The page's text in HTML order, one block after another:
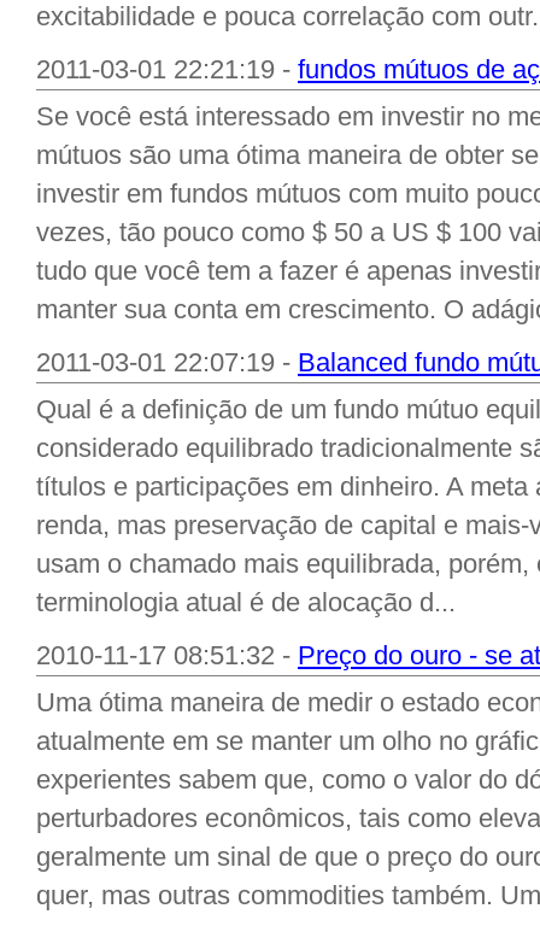
excitabilidade e pouca correlação com
2011-03-01 22:21:19 - fundos mútuos de
Se você está interessado em investir no
mútuos são uma ótima maneira de obter
investir em fundos mútuos com muito
vezes, tão pouco como $ 50 a US $ 100
tudo que você tem a fazer é apenas
manter sua conta em crescimento. O
2011-03-01 22:07:19 - Balanced fundo
Qual é a definição de um fundo mútuo
considerado equilibrado tradicionalmente
títulos e participações em dinheiro. A
renda, mas preservação de capital e
usam o chamado mais equilibrada,
terminologia atual é de alocação d...
2010-11-17 08:51:32 - Preço do ouro - se
Uma ótima maneira de medir o estado
atualmente em se manter um olho no
experientes sabem que, como o valor do
perturbadores econômicos, tais como
geralmente um sinal de que o preço do
quer, mas outras commodities também.